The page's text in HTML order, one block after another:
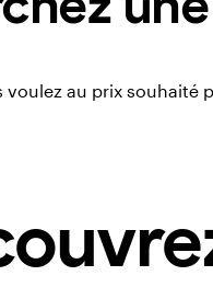
au prix souhaité